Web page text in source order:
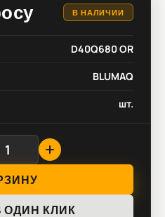
В НАЛИЧИИ
D40Q680 OR
BLUMAQ
шт.
ОДИН КЛИК